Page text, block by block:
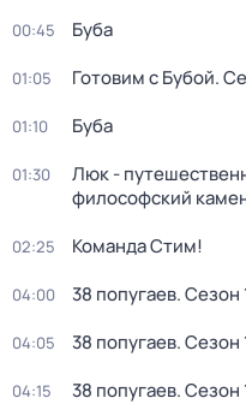
00:45 Буба
01:05 Готовим с Бубой.
01:10 Буба
01:30
Люк -
философский
02:25 Команда Стим!
04:00 38 попугаев. Сезон
04:05 38 попугаев. Сезон
04:15 38 попугаев. Сезон